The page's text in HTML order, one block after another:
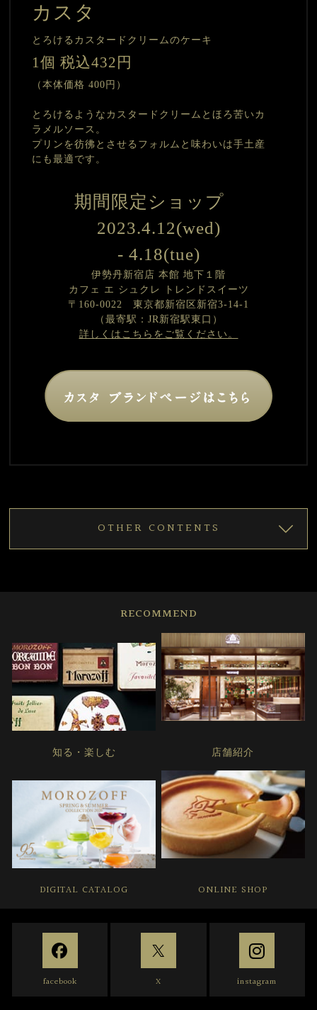
カスタ
とろけるカスタードクリームのケーキ
1個 税込432円
（本体価格 400円）
とろけるようなカスタードクリームとほろ苦いカ
ラメルソース。
プリンを彷彿とさせるフォルムと味わいは手土産
にも最適です。
期間限定ショップ
2023.4.12(wed)
- 4.18(tue)
伊勢丹新宿店 本館 地下１階
カフェ エ シュクレ トレンドスイーツ
〒160-0022 東京都新宿区新宿3-14-1
（最寄駅：JR新宿駅東口）
詳しくはこちらをご覧ください。
OTHER CONTENTS
RECOMMEND
知る・楽しむ 店舗紹介
DIGITAL CATALOG ONLINE SHOP
facebook X instagram